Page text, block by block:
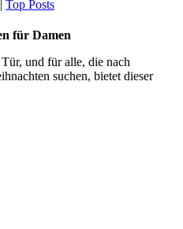
| Top Posts
für Damen
und für alle, die nach
suchen, bietet dieser